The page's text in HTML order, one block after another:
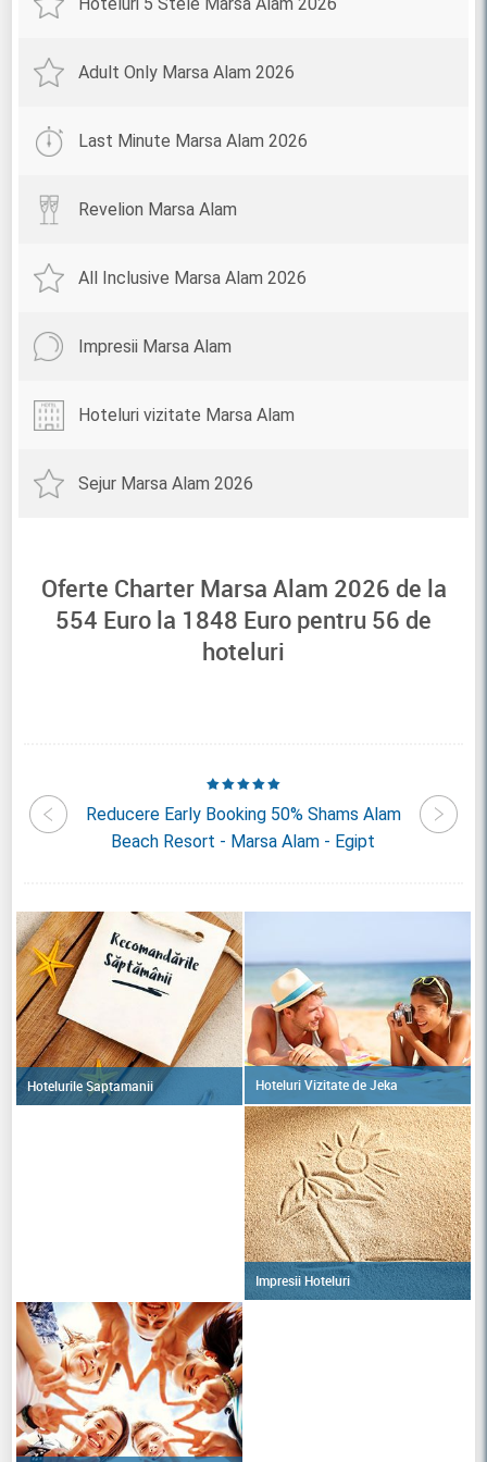
Adult Only Marsa Alam 2026
Last Minute Marsa Alam 2026
Revelion Marsa Alam
All Inclusive Marsa Alam 2026
Impresii Marsa Alam
Hoteluri vizitate Marsa Alam
Sejur Marsa Alam 2026
Oferte Charter Marsa Alam 2026 de la
554 Euro la 1848 Euro pentru 56 de
hoteluri
Reducere Early Booking 50% Shams Alam
Beach Resort - Marsa Alam - Egipt
Hotelurile Saptamanii Hoteluri Vizitate de Jeka
Impresii Hoteluri